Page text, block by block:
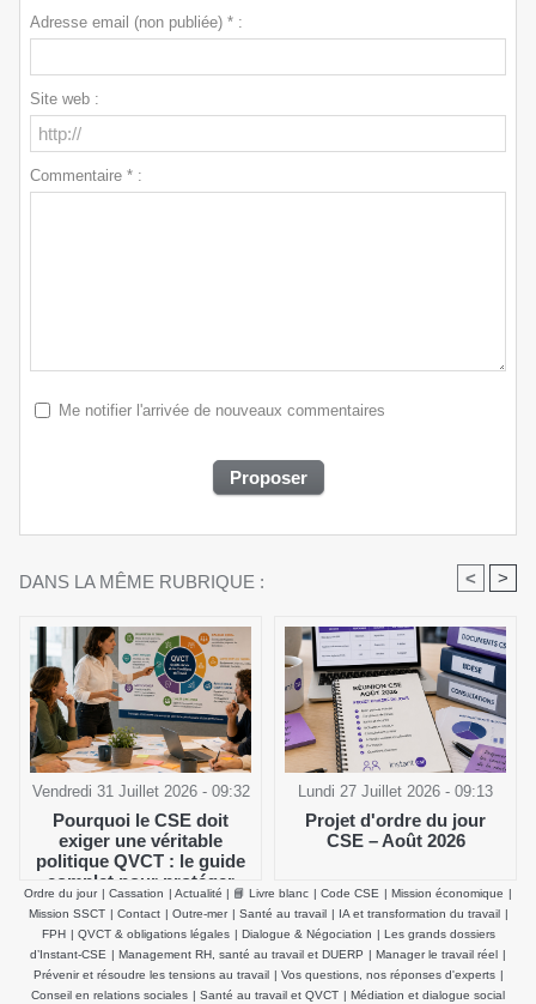
Adresse email (non publiée) * :
Site web :
Commentaire * :
Me notifier l'arrivée de nouveaux commentaires
DANS LA MÊME RUBRIQUE : < >
Vendredi 31 Juillet 2026 - 09:32
Pourquoi le CSE doit
exiger une véritable
politique QVCT : le guide
complet pour protéger
durablement la santé
physique et mentale des
salariés
Lundi 27 Juillet 2026 - 09:13
Projet d'ordre du jour
CSE – Août 2026
Ordre du jour | Cassation | Actualité | 📘 Livre blanc | Code CSE | Mission économique |
Mission SSCT | Contact | Outre-mer | Santé au travail | IA et transformation du travail |
FPH | QVCT & obligations légales | Dialogue & Négociation | Les grands dossiers
d’Instant-CSE | Management RH, santé au travail et DUERP | Manager le travail réel |
Prévenir et résoudre les tensions au travail | Vos questions, nos réponses d'experts |
Conseil en relations sociales | Santé au travail et QVCT | Médiation et dialogue social